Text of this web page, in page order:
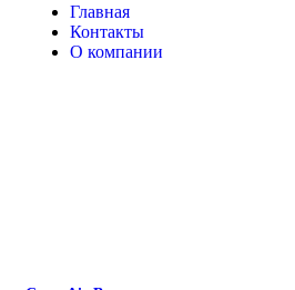
Главная
Контакты
О компании